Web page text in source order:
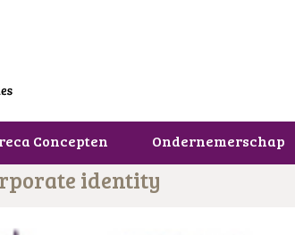
Concepten Ondernemerschap
identity